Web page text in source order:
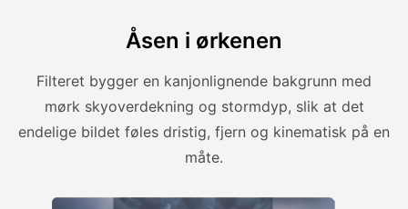
Åsen i ørkenen
Filteret bygger en kanjonlignende bakgrunn med
mørk skyoverdekning og stormdyp, slik at det
endelige bildet føles dristig, fjern og kinematisk på en
måte.